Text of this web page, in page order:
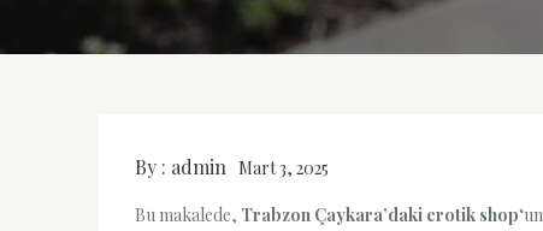
By : admin Mart 3, 2025
Bu makalede, Trabzon Çaykara’daki erotik shop